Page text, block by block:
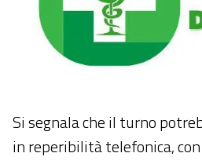
Si segnala che il turno
in reperibilità telefonica,